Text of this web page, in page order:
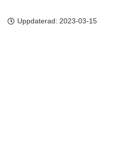
Uppdaterad: 2023-03-15